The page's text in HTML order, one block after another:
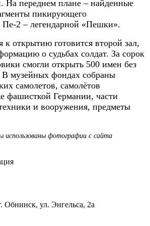
На переднем плане – найденные
пикирующего
2 – легендарной «Пешки».
к открытию готовится второй зал,
о судьбах солдат. За сорок
смогли открыть 500 имен без
музейных фондах собраны
самолетов, самолётов
фашисткой Германии, части
и вооружения, предметы
использованы фотографии с сайта
Обнинск, ул. Энгельса, 2а